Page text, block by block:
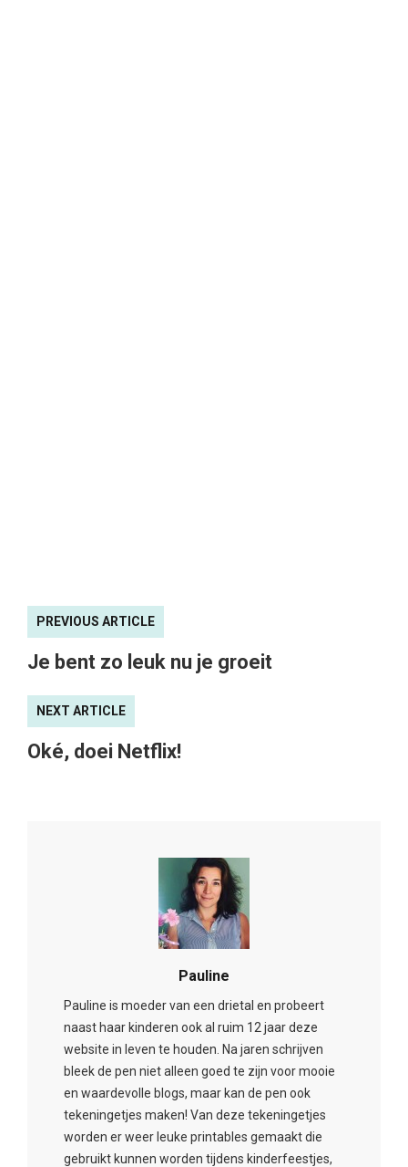
PREVIOUS ARTICLE
Je bent zo leuk nu je groeit
NEXT ARTICLE
Oké, doei Netflix!
Pauline
Pauline is moeder van een drietal en probeert
naast haar kinderen ook al ruim 12 jaar deze
website in leven te houden. Na jaren schrijven
bleek de pen niet alleen goed te zijn voor mooie
en waardevolle blogs, maar kan de pen ook
tekeningetjes maken! Van deze tekeningetjes
worden er weer leuke printables gemaakt die
gebruikt kunnen worden tijdens kinderfeestjes,